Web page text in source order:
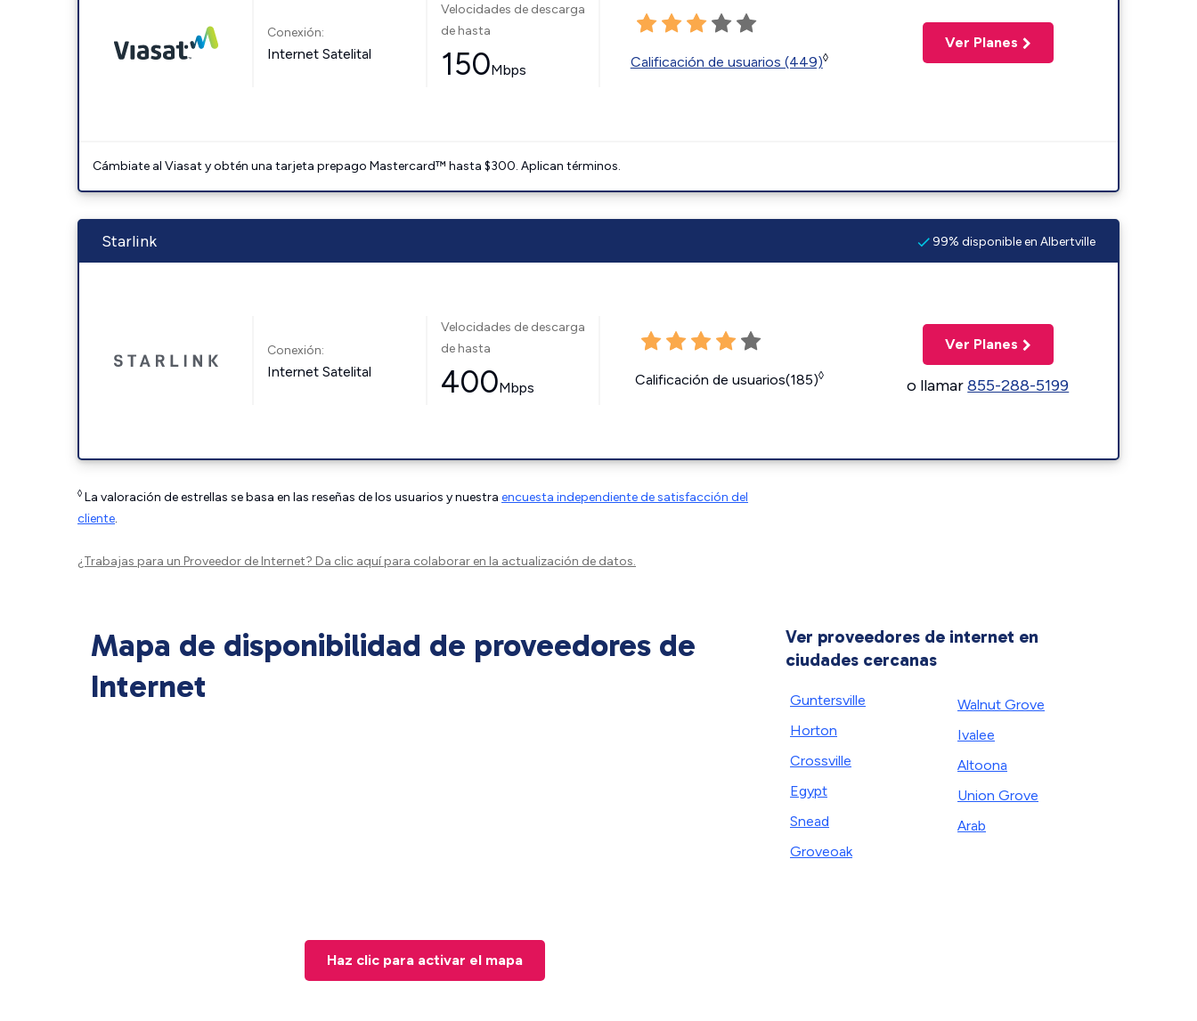
Conexión:
Internet Satelital
Velocidades de descarga
de hasta
150Mbps Calificación de usuarios (449)◊
Ver Planes
Cámbiate al Viasat y obtén una tarjeta prepago Mastercard™ hasta $300. Aplican términos.
Starlink 99% disponible en Albertville
Conexión:
Internet Satelital
Velocidades de descarga
de hasta
400Mbps Calificación de usuarios(185)◊
Ver Planes
o llamar855-288-5199
◊ La valoración de estrellas se basa en las reseñas de los usuarios y nuestra encuesta independiente de satisfacción del
cliente.
¿Trabajas para un Proveedor de Internet? Da clic aquípara colaborar en la actualización de datos.
Mapa de disponibilidad de proveedores de
Internet
Haz clic para activar el mapa
Ver proveedores de internet en
ciudades cercanas
Guntersville
Horton
Crossville
Egypt
Snead
Groveoak
Walnut Grove
Ivalee
Altoona
Union Grove
Arab